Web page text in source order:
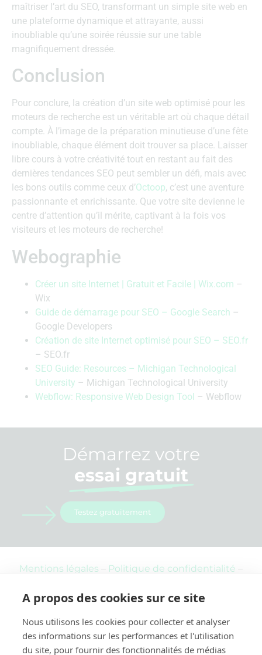
A propos des cookies sur ce site
Nous utilisons les cookies pour collecter et analyser
des informations sur les performances et l'utilisation
du site, pour fournir des fonctionnalités de médias
maîtriser l’art du SEO, transformant un simple site web en
une plateforme dynamique et attrayante, aussi
inoubliable qu’une soirée réussie sur une table
magnifiquement dressée.
Conclusion
Pour conclure, la création d’un site web optimisé pour les
moteurs de recherche est un véritable art où chaque détail
compte. À l’image de la préparation minutieuse d’une fête
inoubliable, chaque élément doit trouver sa place. Laisser
libre cours à votre créativité tout en restant au fait des
dernières tendances SEO peut sembler un défi, mais avec
les bons outils comme ceux d’Octoop, c’est une aventure
passionnante et enrichissante. Que votre site devienne le
centre d’attention qu’il mérite, captivant à la fois vos
visiteurs et les moteurs de recherche!
Webographie
Créer un site Internet | Gratuit et Facile | Wix.com –
Wix
Guide de démarrage pour SEO – Google Search –
Google Developers
Création de site Internet optimisé pour SEO – SEO.fr
– SEO.fr
SEO Guide: Resources – Michigan Technological
University – Michigan Technological University
Webflow: Responsive Web Design Tool – Webflow
Démarrez votre
essai gratuit
Testez gratuitement
Mentions légales – Politique de confidentialité –
Copyright © 2025 Octoop (Grenoble – France)
S'ABONNER À LA NEWSLETTER